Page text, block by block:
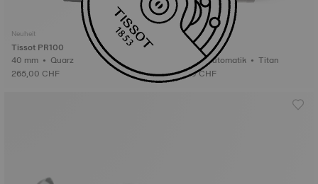
Neuheit
Tissot PR100
40 mm • Quarz
265,00 CHF
Neuheit
Tissot PRX
38 mm • Automatik • Titan
795,00 CHF